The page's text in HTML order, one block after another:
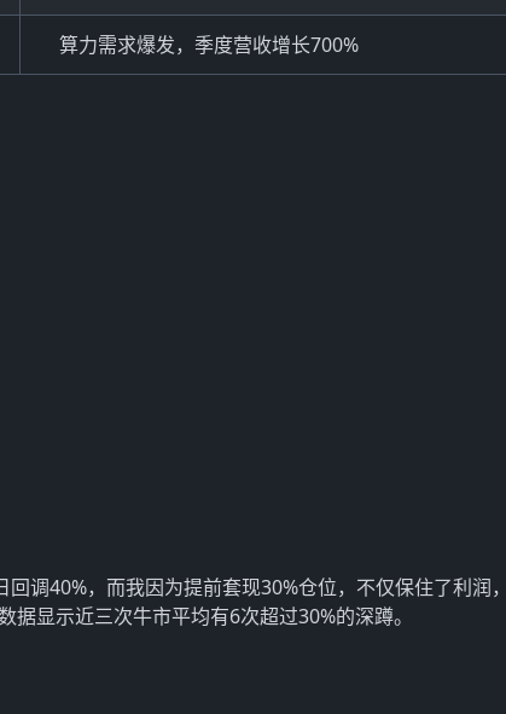
算力需求爆发，季度营收增长700%
调40%，而我因为提前套现30%仓位，不仅保住了利润
显示近三次牛市平均有6次超过30%的深蹲。